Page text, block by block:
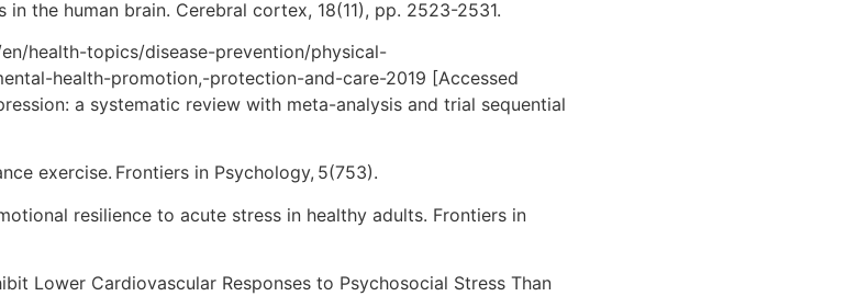
the human brain. Cerebral cortex, 18(11), pp. 2523-2531.
health-topics/disease-prevention/physical-
health-promotion,-protection-and-care-2019 [Accessed
a systematic review with meta-analysis and trial sequential
exercise. Frontiers in Psychology, 5(753).
resilience to acute stress in healthy adults. Frontiers in
Lower Cardiovascular Responses to Psychosocial Stress Than